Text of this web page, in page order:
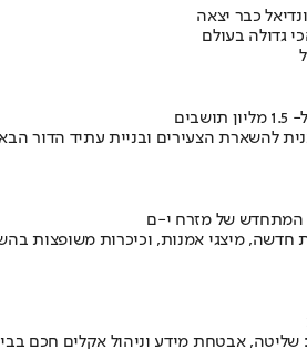
כבר יצאה
גדולה בעולם
להשארת הצעירים ובניית עתיד הדור
המתחדש של מזרח י-ם
שליטה, אבטחת מידע וניהול אקלים חכם